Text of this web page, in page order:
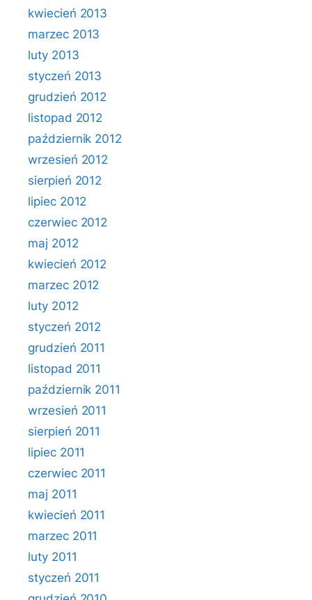
kwiecień 2013
marzec 2013
luty 2013
styczeń 2013
grudzień 2012
listopad 2012
październik 2012
wrzesień 2012
sierpień 2012
lipiec 2012
czerwiec 2012
maj 2012
kwiecień 2012
marzec 2012
luty 2012
styczeń 2012
grudzień 2011
listopad 2011
październik 2011
wrzesień 2011
sierpień 2011
lipiec 2011
czerwiec 2011
maj 2011
kwiecień 2011
marzec 2011
luty 2011
styczeń 2011